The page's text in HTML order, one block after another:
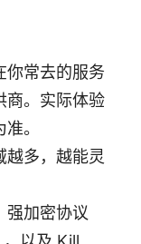
你常去的服务
商。实际体验
。
越多，越能灵
强加密协议